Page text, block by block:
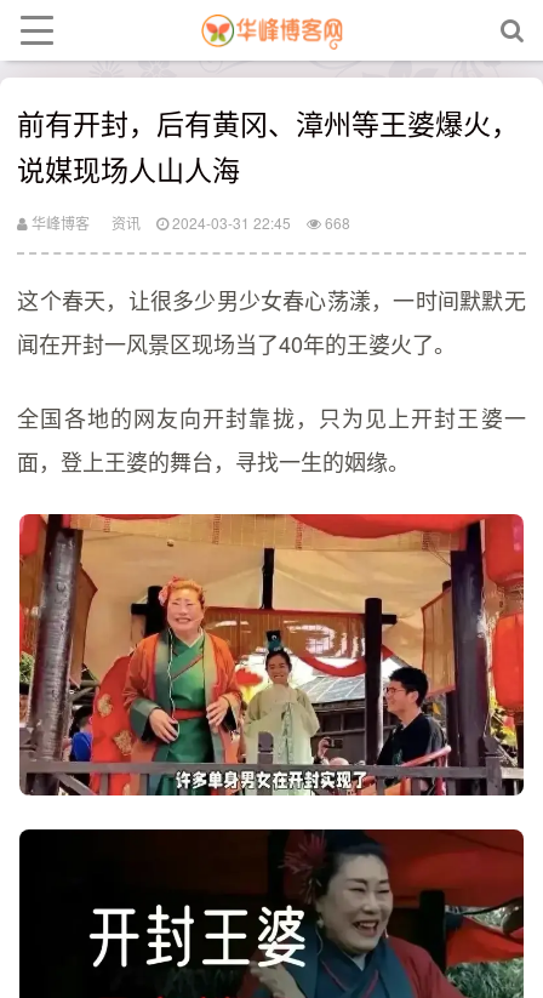
前有开封，后有黄冈、漳州等王婆爆火，
说媒现场人山人海
华峰博客 资讯 2024-03-31 22:45 668
这个春天，让很多少男少女春心荡漾，一时间默默无
闻在开封一风景区现场当了40年的王婆火了。
全国各地的网友向开封靠拢，只为见上开封王婆一
面，登上王婆的舞台，寻找一生的姻缘。